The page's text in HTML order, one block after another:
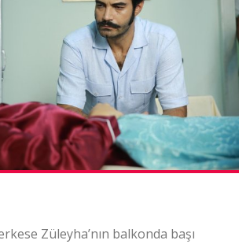
Züleyha’nın balkonda başı